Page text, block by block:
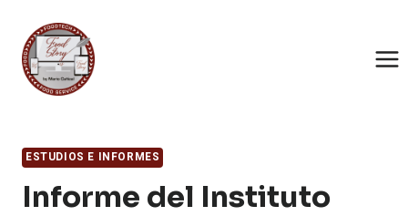
contenido
ESTUDIOS E INFORMES
Informe del Instituto